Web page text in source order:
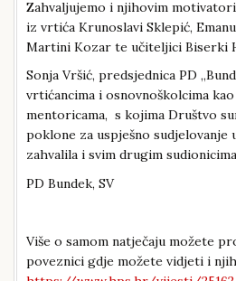
Zahvaljujemo i njihovim
iz vrtića Krunoslavi Sklepić,
Martini Kozar te učiteljici Biserki
Sonja Vršić, predsjednica PD
vrtićancima i osnovnoškolcima
mentoricama, s kojima Društvo
poklone za uspješno sudjelovanje
zahvalila i svim drugim
PD Bundek, SV
Više o samom natječaju možete
poveznici gdje možete vidjeti i